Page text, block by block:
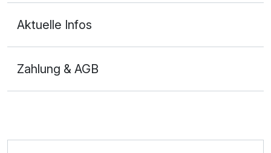
Ausstattung
Aktuelle Infos
Zahlung & AGB